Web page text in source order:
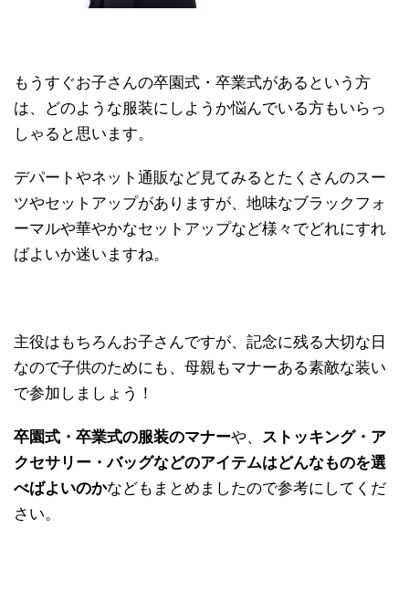
もうすぐお子さんの卒園式・卒業式があるという方
は、どのような服装にしようか悩んでいる方もいらっ
しゃると思います。
デパートやネット通販など見てみるとたくさんのスー
ツやセットアップがありますが、地味なブラックフォ
ーマルや華やかなセットアップなど様々でどれにすれ
ばよいか迷いますね。
主役はもちろんお子さんですが、記念に残る大切な日
なので子供のためにも、母親もマナーある素敵な装い
で参加しましょう！
卒園式・卒業式の服装のマナーや、
ストッキング・ア
クセサリー・バッグなどのアイテムはどんなものを選
べばよいのかなどもまとめましたので参考にしてくだ
さい。